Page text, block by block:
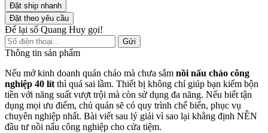
Đặt ship nhanh
Đặt theo yêu cầu
Để lại số Quang Huy gọi!
Gửi
Thông tin sản phẩm
Nếu mở kinh doanh quán cháo mà chưa sắm nồi nấu cháo công
nghiệp 40 lít thì quá sai lầm. Thiết bị không chỉ giúp bạn kiếm bộn
tiền với năng suất vượt trội mà còn sử dụng đa năng. Nếu biết tận
dụng mọi ưu điểm, chủ quán sẽ có quy trình chế biến, phục vụ
chuyên nghiệp nhất. Bài viết sau lý giải vì sao lại khẳng định NÊN
đầu tư nồi nấu công nghiệp cho cửa tiệm.